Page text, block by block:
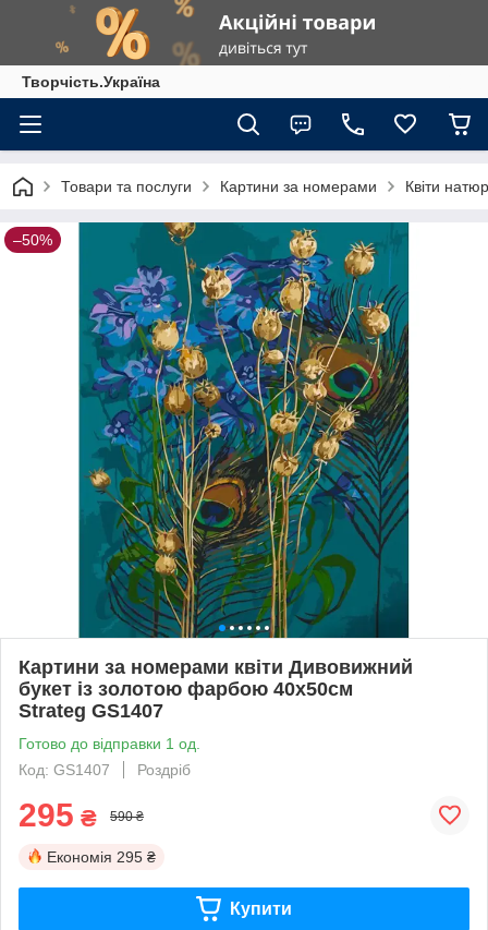
Творчість.Україна
Товари та послуги Картини за номерами Квіти
–50%
Картини за номерами квіти Дивовижний
букет із золотою фарбою 40x50см
Strateg GS1407
Готово до відправки 1 од.
Код: GS1407
Роздріб
295 ₴ 590 ₴
Економія 295 ₴
Купити